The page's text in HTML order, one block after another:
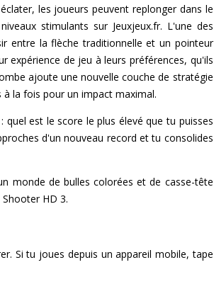
les joueurs peuvent replonger dans le
stimulants sur Jeuxjeux.fr. L'une des
entre la flèche traditionnelle et un pointeur
expérience de jeu à leurs préférences, qu'ils
ajoute une nouvelle couche de stratégie
la fois pour un impact maximal.
est le score le plus élevé que tu puisses
d'un nouveau record et tu consolides
monde de bulles colorées et de casse-tête
HD 3.
Si tu joues depuis un appareil mobile, tape